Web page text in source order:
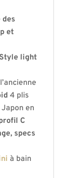
des
et
light
4 plis
en
C
specs
à bain